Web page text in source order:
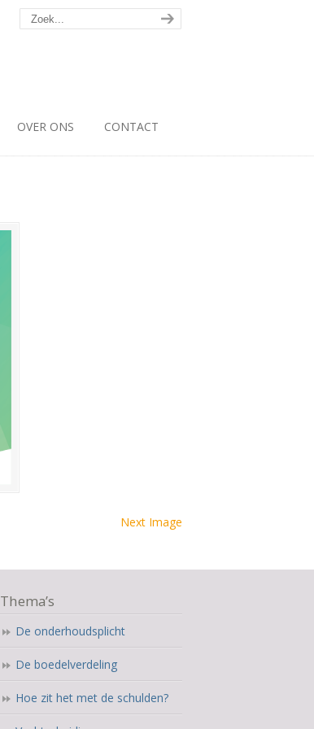
OVER ONS CONTACT
Next Image
Thema’s
De onderhoudsplicht
De boedelverdeling
Hoe zit het met de schulden?